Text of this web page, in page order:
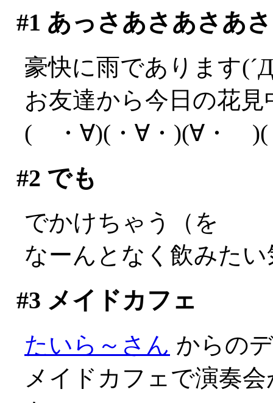
#1 あっさあさあさあ
豪快に雨であります
お友達から今日の花
( ・∀)(・∀・)(∀・
#2 でも
でかけちゃう（を
なーんとなく飲みた
#3 メイドカフェ
たいら～さん からの
メイドカフェで演奏